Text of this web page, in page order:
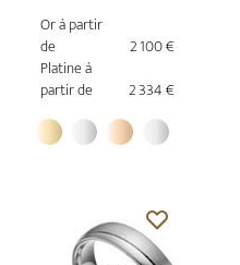
Or à partir
de
2 100 €
Platine à
partir de
2 334 €